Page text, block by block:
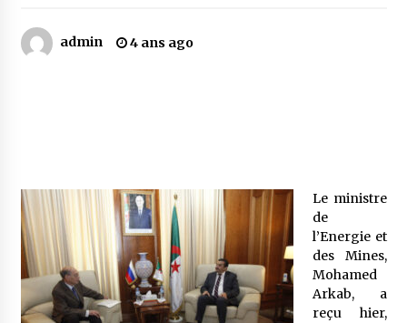
4 ans ago
5 ans ago
Le bouc de l’Au-delà
5 ans ago
admin 4 ans ago
Le ministre
de
l’Energie et
des Mines,
Mohamed
Arkab, a
reçu hier,